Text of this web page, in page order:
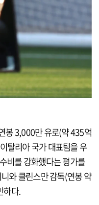
봉 3,000만 유로(약 435억
탈리아 국가 대표팀을 우
비를 강화했다는 평가를
와 클린스만 감독(연봉 약
하다.